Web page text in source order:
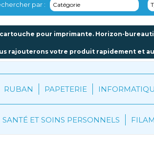
par : Catégorie
pour imprimante. Horizon-
rajouterons votre produit rapidement et
RUBAN PAPETERIE
SANTÉ ET SOINS PERSONNELS